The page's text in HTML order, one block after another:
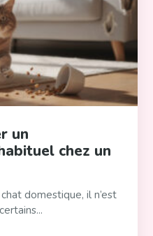
un
chez un
domestique, il n’est